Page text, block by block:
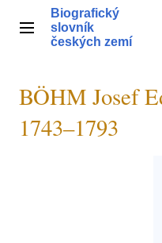
obsahHlavní menu
Biografický
slovník
českých zemí
BÖHM Josef
1743–1793